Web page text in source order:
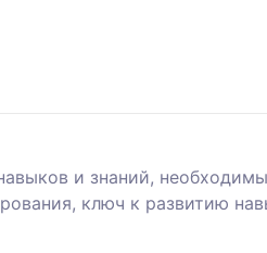
и знаний,
ключ к развитию